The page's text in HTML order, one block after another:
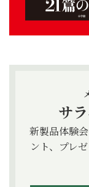
サ
新製品体験
ント、プレ